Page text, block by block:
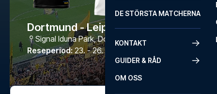
DE STÖRSTA MATCHERNA
KONTAKT
GUIDER & RÅD
OM OSS
Dortmund - Leipzig
Signal Iduna Park,Dortmund
Reseperiod: 23. - 26. apr. 2027